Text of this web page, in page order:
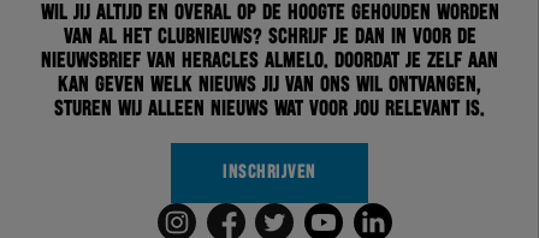
Wil jij altijd en overal op de hoogte gehouden worden
van al het clubnieuws? Schrijf je dan in voor de
nieuwsbrief van Heracles Almelo. Doordat je zelf aan
kan geven welk nieuws jij van ons wil ontvangen,
sturen wij alleen nieuws wat voor jou relevant is.
INSCHRIJVEN